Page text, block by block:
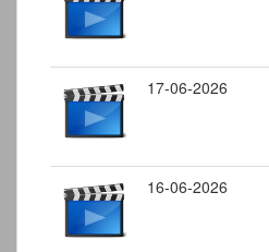
17-06-2026
16-06-2026